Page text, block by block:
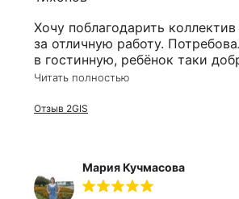
Хочу поблагодарить
за отличную работу.
в гостинную, ребёнок таки
разбил его. Решил заказать
замеряли, соорентировали по
Читать полностью
Отзыв 2GIS
Мария Кучмасова